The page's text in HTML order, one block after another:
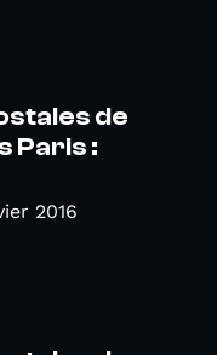
de
Paris :
2016